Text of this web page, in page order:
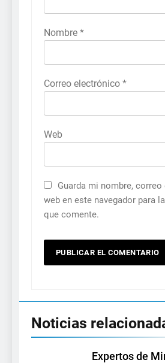
Nombre *
Correo electrónico *
Web
Guarda mi nombre,
web en este navegador para
que comente.
Noticias
Expertos de